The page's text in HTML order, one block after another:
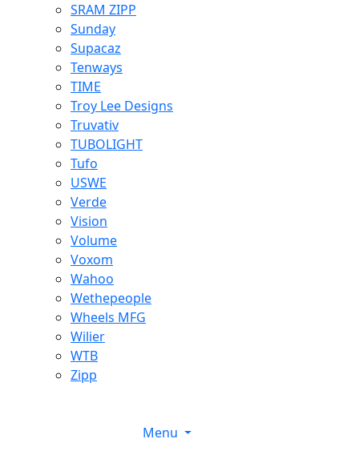
SRAM ZIPP
Sunday
Supacaz
Tenways
TIME
Troy Lee Designs
Truvativ
TUBOLIGHT
Tufo
USWE
Verde
Vision
Volume
Voxom
Wahoo
Wethepeople
Wheels MFG
Wilier
WTB
Zipp
Menu